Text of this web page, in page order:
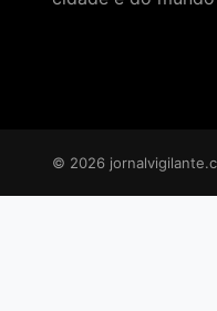
© 2026